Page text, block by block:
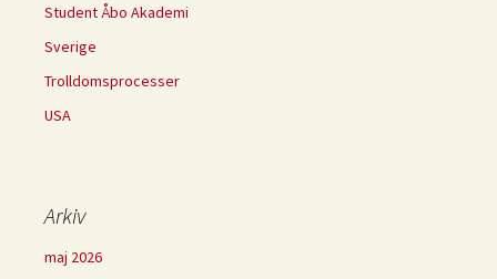
Student Åbo Akademi
Sverige
Trolldomsprocesser
USA
Arkiv
maj 2026